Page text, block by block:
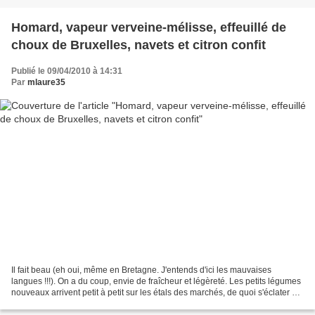
Homard, vapeur verveine-mélisse, effeuillé de
choux de Bruxelles, navets et citron confit
Publié le 09/04/2010 à 14:31
Par mlaure35
Il fait beau (eh oui, même en Bretagne. J'entends d'ici les mauvaises
langues !!!). On a du coup, envie de fraîcheur et légèreté. Les petits légumes
nouveaux arrivent petit à petit sur les étals des marchés, de quoi s'éclater en